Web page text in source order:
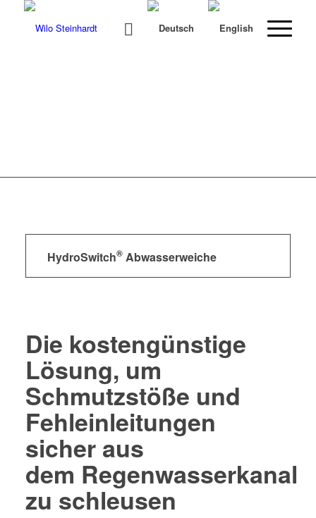
HydroSwitch®Abwasserweiche
Die kostengünstige
Lösung, um
Schmutzstöße und
Fehleinleitungen
sicher aus
dem Regenwasserkanal
zu schleusen